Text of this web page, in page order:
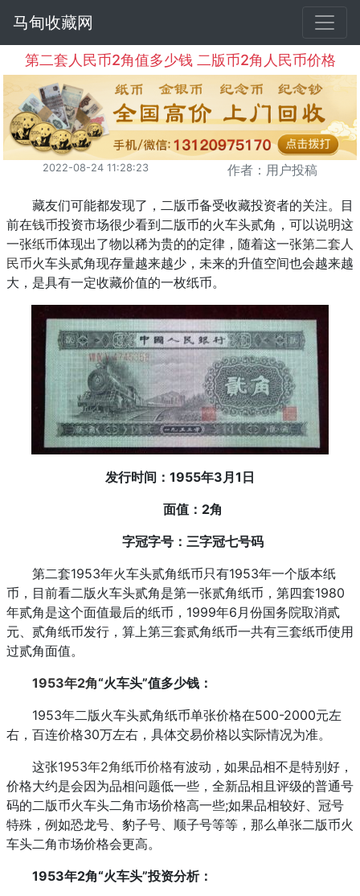
马甸收藏网
第二套人民币2角值多少钱 二版币2角人民币价格
2022-08-24 11:28:23 作者：用户投稿
藏友们可能都发现了，二版币备受收藏投资者的关注。目
前在钱币投资市场很少看到二版币的火车头贰角，可以说明这
一张纸币体现出了物以稀为贵的的定律，随着这一张第二套人
民币火车头贰角现存量越来越少，未来的升值空间也会越来越
大，是具有一定收藏价值的一枚纸币。
发行时间：1955年3月1日
面值：2角
字冠字号：三字冠七号码
第二套1953年火车头贰角纸币只有1953年一个版本纸
币，目前看二版火车头贰角是第一张贰角纸币，第四套1980
年贰角是这个面值最后的纸币，1999年6月份国务院取消贰
元、贰角纸币发行，算上第三套贰角纸币一共有三套纸币使用
过贰角面值。
1953年2角“火车头”值多少钱：
1953年二版火车头贰角纸币单张价格在500-2000元左
右，百连价格30万左右，具体交易价格以实际情况为准。
这张1953年2角纸币价格有波动，如果品相不是特别好，
价格大约是会因为品相问题低一些，全新品相且评级的普通号
码的二版币火车头二角市场价格高一些;如果品相较好、冠号
特殊，例如恐龙号、豹子号、顺子号等等，那么单张二版币火
车头二角市场价格会更高。
1953年2角“火车头”投资分析：